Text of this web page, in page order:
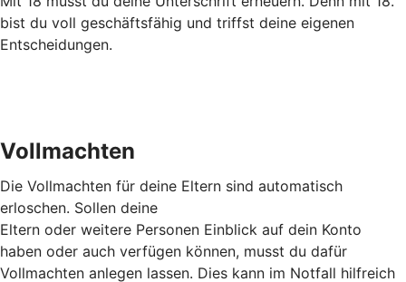
bist du voll geschäftsfähig und triffst deine eigenen
Entscheidungen.
Vollmachten
Die Vollmachten für deine Eltern sind automatisch
erloschen. Sollen deine
Eltern oder weitere Personen Einblick auf dein Konto
haben oder auch verfügen können, musst du dafür
Vollmachten anlegen lassen. Dies kann im Notfall hilfreich